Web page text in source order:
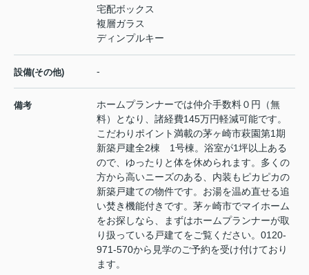
宅配ボックス
複層ガラス
ディンプルキー
設備(その他) -
備考
ホームプランナーでは仲介手数料０円（無
料）となり、諸経費145万円軽減可能です。
こだわりポイント満載の茅ヶ崎市萩園第1期
新築戸建全2棟 1号棟。浴室が1坪以上ある
ので、ゆったりと体を休められます。多くの
方から高いニーズのある、内装もピカピカの
新築戸建ての物件です。お湯を温め直せる追
い焚き機能付きです。茅ヶ崎市でマイホーム
をお探しなら、まずはホームプランナーが取
り扱っている戸建てをご覧ください。0120-
971-570から見学のご予約を受け付けており
ます。